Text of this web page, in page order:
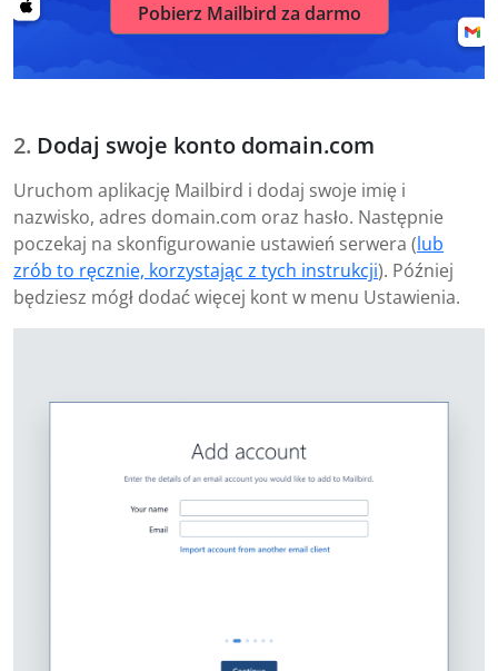
Pobierz Mailbird za darmo
Dodaj swoje konto domain.com
Uruchom aplikację Mailbird i dodaj swoje imię i
nazwisko, adres domain.com oraz hasło. Następnie
poczekaj na skonfigurowanie ustawień serwera (lub
zrób to ręcznie, korzystając z tych instrukcji). Później
będziesz mógł dodać więcej kont w menu Ustawienia.